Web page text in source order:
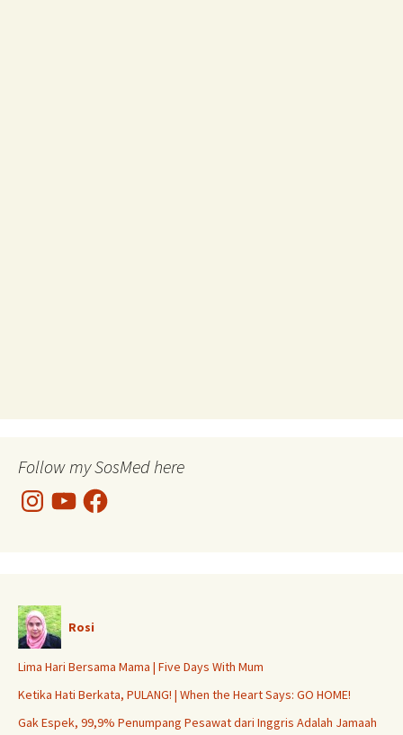
Follow my SosMed here
InstagramYouTubeFacebook
Rosi
Lima Hari Bersama Mama | Five Days With Mum
Ketika Hati Berkata, PULANG! | When the Heart Says: GO HOME!
Gak Espek, 99,9% Penumpang Pesawat dari Inggris Adalah Jamaah